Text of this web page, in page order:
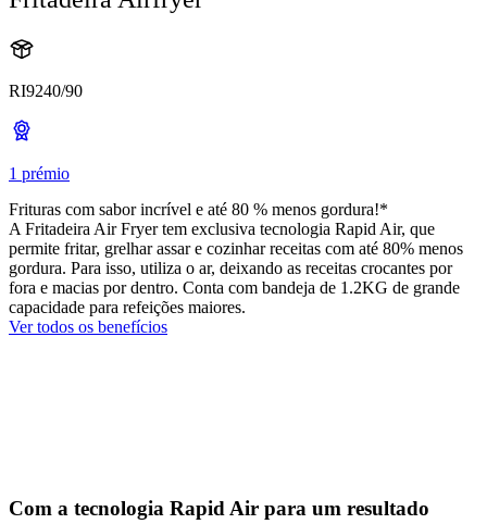
RI9240/90
1 prémio
Frituras com sabor incrível e até 80 % menos gordura!*
A Fritadeira Air Fryer tem exclusiva tecnologia Rapid Air, que
permite fritar, grelhar assar e cozinhar receitas com até 80% menos
gordura. Para isso, utiliza o ar, deixando as receitas crocantes por
fora e macias por dentro. Conta com bandeja de 1.2KG de grande
capacidade para refeições maiores.
Ver todos os benefícios
Com a tecnologia Rapid Air para um resultado